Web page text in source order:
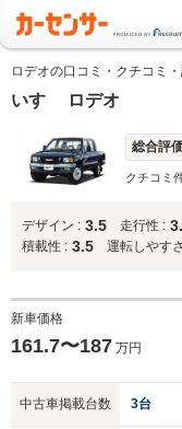
ロデオの口コミ・クチコミ
いすゞ ロデオ
総合評
クチコミ
デザイン : 3.5 走行性 :
積載性 : 3.5 運転しやす
新車価格
161.7〜187 万円
中古車掲載台数 3台